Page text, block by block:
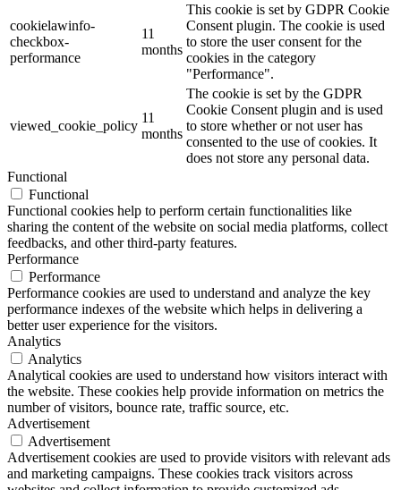
cookielawinfo-
checkbox-
performance
11
months
This cookie is set by GDPR Cookie
Consent plugin. The cookie is used
to store the user consent for the
cookies in the category
"Performance".
viewed_cookie_policy
11
months
The cookie is set by the GDPR
Cookie Consent plugin and is used
to store whether or not user has
consented to the use of cookies. It
does not store any personal data.
Functional
Functional
Functional cookies help to perform certain functionalities like
sharing the content of the website on social media platforms, collect
feedbacks, and other third-party features.
Performance
Performance
Performance cookies are used to understand and analyze the key
performance indexes of the website which helps in delivering a
better user experience for the visitors.
Analytics
Analytics
Analytical cookies are used to understand how visitors interact with
the website. These cookies help provide information on metrics the
number of visitors, bounce rate, traffic source, etc.
Advertisement
Advertisement
Advertisement cookies are used to provide visitors with relevant ads
and marketing campaigns. These cookies track visitors across